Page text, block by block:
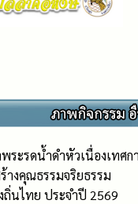
ระรดน้ำดำหัวเนื่องเทศ
างคุณธรรมจริยธรรม
ถิ่นไทย ประจำปี 2569